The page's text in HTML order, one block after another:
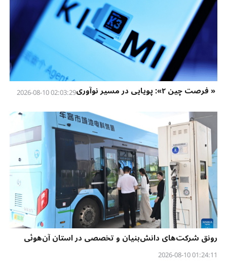
« فرصت چین ۲»: پویایی در مسیر نوآوری 02:03:29 2026-08-10
رونق شرکت‌های دانش‌بنیان و تخصصی در استان آن‌هوئی
01:24:11 2026-08-10